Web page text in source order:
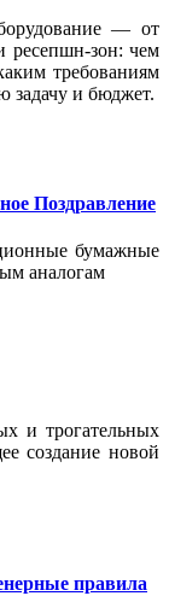
— от
ресепшн-зон: чем
требованиям
задачу и бюджет.
Поздравление
бумажные
аналогам
и трогательных
создание новой
правила